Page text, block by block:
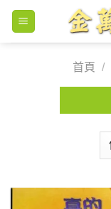
Skip
content
首頁
/